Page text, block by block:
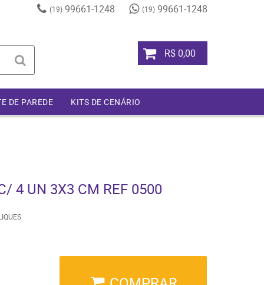
(19)99661-1248 (19)99661-1248
R$ 0,00
DE PAREDE KITS DE CENÁRIO
4 UN 3X3 CM REF 0500